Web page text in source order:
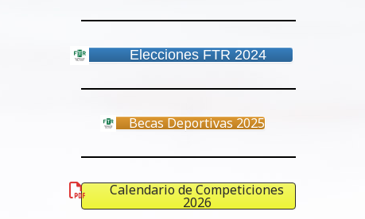
Elecciones FTR 2024
Becas Deportivas 2025
Calendario de Competiciones
2026